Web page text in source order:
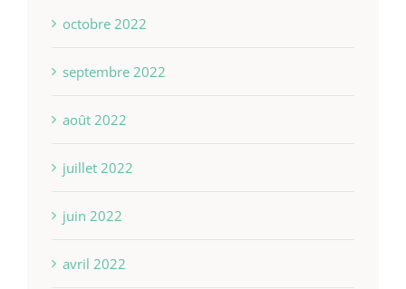
octobre 2022
septembre 2022
août 2022
juillet 2022
juin 2022
avril 2022